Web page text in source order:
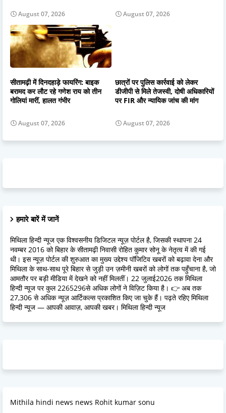
August 07, 2026 August 07, 2026
सीतामढ़ी में दिनदहाड़े फायरिंग: बाइक
बरामद कर लौट रहे गणेश राय को तीन
गोलियां मारीं, हालत गंभीर
August 07, 2026
छात्रों पर पुलिस कार्रवाई को लेकर
डीजीपी से मिले तेजस्वी, दोषी अधिकारियों
पर FIR और न्यायिक जांच की मांग
August 07, 2026
हमारे बारें में जानें
मिथिला हिन्दी न्यूज एक विश्वसनीय डिजिटल न्यूज़ पोर्टल है, जिसकी स्थापना 24
नवम्बर 2016 को बिहार के सीतामढ़ी निवासी रोहित कुमार सोनू के नेतृत्व में की गई
थी। इस न्यूज़ पोर्टल की शुरुआत का मुख्य उद्देश्य पॉजिटिव खबरों को बढ़ावा देना और
मिथिला के साथ-साथ पूरे बिहार से जुड़ी उन ज़मीनी खबरों को लोगों तक पहुँचाना है, जो
आमतौर पर बड़ी मीडिया में देखने को नहीं मिलतीं। 22 जुलाई2026 तक मिथिला
हिन्दी न्यूज पर कुल 2265296से अधिक लोगों ने विज़िट किया है। 👉 अब तक
27,306 से अधिक न्यूज़ आर्टिकल्स प्रकाशित किए जा चुके हैं। पढ़ते रहिए मिथिला
हिन्दी न्यूज — आपकी आवाज़, आपकी खबर। मिथिला हिन्दी न्यूज
Mithila hindi news news Rohit kumar sonu